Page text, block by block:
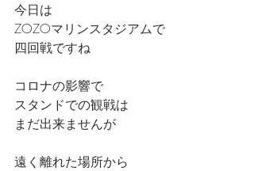
今日は
ZOZOマリンスタジアムで
四回戦ですね
コロナの影響で
スタンドでの観戦は
まだ出来ませんが
遠く離れた場所から